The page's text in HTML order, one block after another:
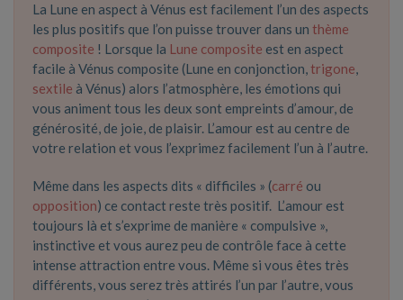
La Lune en aspect à Vénus est facilement l’un des aspects
les plus positifs que l’on puisse trouver dans un thème
composite ! Lorsque la Lune composite est en aspect
facile à Vénus composite (Lune en conjonction,trigone,
sextile à Vénus) alors l’atmosphère, les émotions qui
vous animent tous les deux sont empreints d’amour, de
générosité, de joie, de plaisir. L’amour est au centre de
votre relation et vous l’exprimez facilement l’un à l’autre.
Même dans les aspects dits « difficiles » (carré ou
opposition) ce contact reste très positif. L’amour est
toujours là et s’exprime de manière « compulsive »,
instinctive et vous aurez peu de contrôle face à cette
intense attraction entre vous. Même si vous êtes très
différents, vous serez très attirés l’un par l’autre, vous